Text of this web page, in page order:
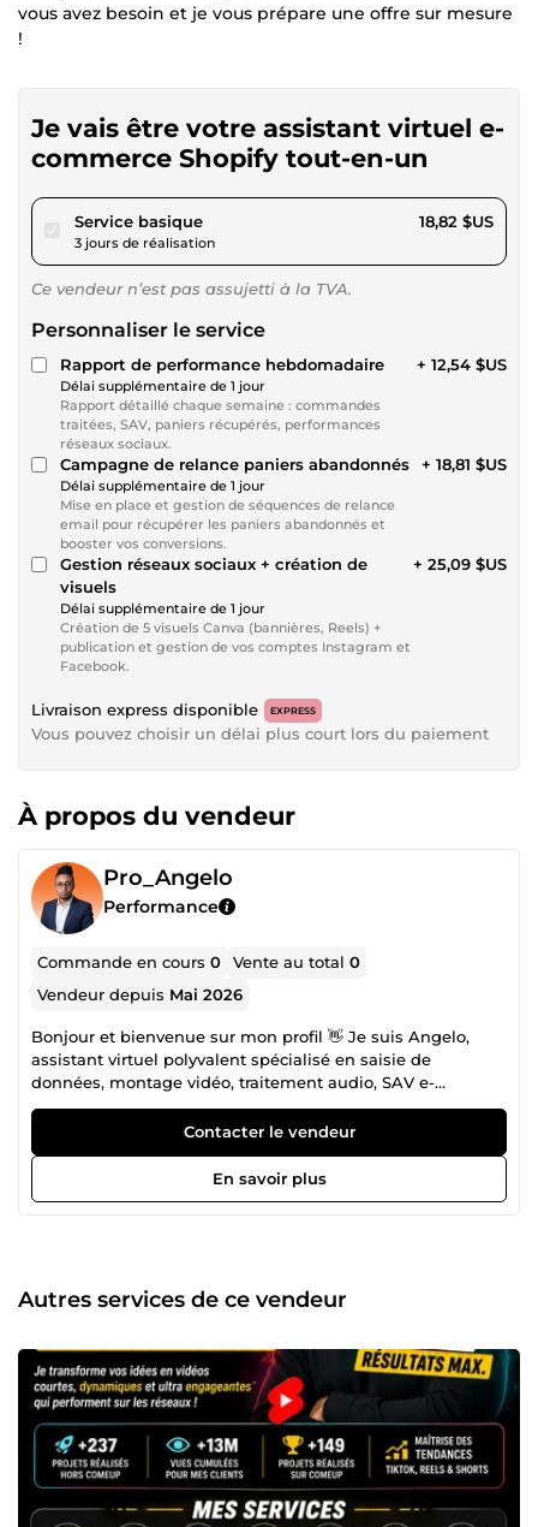
vous avez besoin et je vous prépare une offre sur mesure
!
Je vais être votre assistant virtuel e-
commerce Shopify tout-en-un
Service basiquepour 17,34 $US
3 jours de réalisation
18,82 $US
Ce vendeur n’est pas assujetti à la TVA.
Personnaliser le service
Rapport de performance hebdomadaire
Délai supplémentaire de 1 jour
Rapport détaillé chaque semaine : commandes
traitées, SAV, paniers récupérés, performances
réseaux sociaux.
+ 12,54 $US
Campagne de relance paniers abandonnés
Délai supplémentaire de 1 jour
Mise en place et gestion de séquences de relance
email pour récupérer les paniers abandonnés et
booster vos conversions.
+ 18,81 $US
Gestion réseaux sociaux + création de
visuels
Délai supplémentaire de 1 jour
Création de 5 visuels Canva (bannières, Reels) +
publication et gestion de vos comptes Instagram et
Facebook.
+ 25,09 $US
Livraison express disponible EXPRESS
Vous pouvez choisir un délai plus court lors du paiement
À propos du vendeur
Pro_Angelo
Performance
Commande en cours0 Vente au total0
Vendeur depuis Mai 2026
Bonjour et bienvenue sur mon profil 👋 Je suis Angelo,
assistant virtuel polyvalent spécialisé en saisie de
données, montage vidéo, traitement audio, SAV e-
commerce, gestion de boutique Shopify, prospection
commerciale et community management. Organisé,
réactif et orienté résultats, je vous accompagne dans la
gestion et le développement de votre activité digitale. 💼
Mes compétences principales : ⌨️ Saisie de données rapide
messages, commandes et réclamations clients) 🛒 Gestion
de boutique Shopify 📞 Prospection B to C (recherche et
Meta Business Suite 🚀 Pourquoi me choisir ? ✔ Profil
polyvalent et orienté service client ✔ Bonne maîtrise des
outils e-commerce et réseaux sociaux ✔ Travail
professionnel, rapide et soigné ✔ Respect des délais et
excellente communication 🎯 Mon objectif est de vous
aider à optimiser votre gestion client, améliorer votre
présence digitale et développer efficacement votre activité
en ligne. N’hésitez pas à me contacter pour discuter de
Contacter le vendeur
En savoir plus
Autres services de ce vendeur